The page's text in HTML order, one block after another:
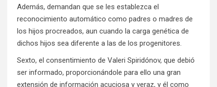
Además, demandan que se les establezca el
reconocimiento automático como padres o madres de
los hijos procreados, aun cuando la carga genética de
dichos hijos sea diferente a las de los progenitores.
Sexto, el consentimiento de Valeri Spiridónov, que debió
ser informado, proporcionándole para ello una gran
extensión de información acuciosa y veraz, y él como